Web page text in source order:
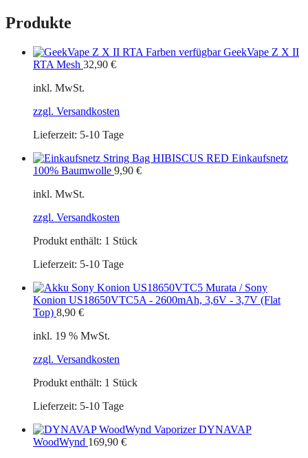
Produkte
GeekVape Z X II
RTA Mesh 32,90 €
inkl. MwSt.
zzgl. Versandkosten
Lieferzeit: 5-10 Tage
Einkaufsnetz
100% Baumwolle 9,90 €
inkl. MwSt.
zzgl. Versandkosten
Produkt enthält: 1 Stück
Lieferzeit: 5-10 Tage
Murata / Sony
Konion US18650VTC5A - 2600mAh, 3,6V - 3,7V (Flat
Top) 8,90 €
inkl. 19 % MwSt.
zzgl. Versandkosten
Produkt enthält: 1 Stück
Lieferzeit: 5-10 Tage
DYNAVAP
WoodWynd 169,90 €